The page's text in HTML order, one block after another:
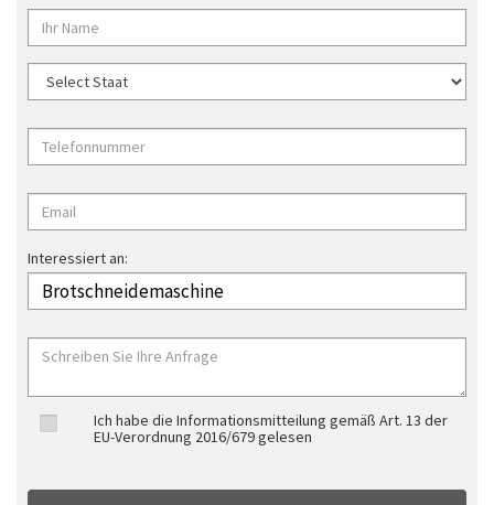
Interessiert an:
Ich habe die Informationsmitteilung gemäß Art. 13 der
EU-Verordnung 2016/679 gelesen